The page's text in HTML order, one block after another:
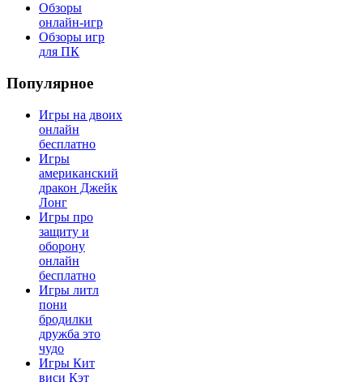
Обзоры
онлайн-игр
Обзоры игр
для ПК
Популярное
Игры на двоих
онлайн
бесплатно
Игры
американский
дракон Джейк
Лонг
Игры про
защиту и
оборону
онлайн
бесплатно
Игры литл
пони
бродилки
дружба это
чудо
Игры Кит
виси Кэт